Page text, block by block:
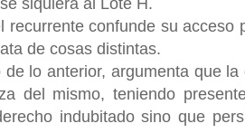
recurrente confunde su acceso
de cosas distintas.
de lo anterior, argumenta que
del mismo, teniendo
indubitado sino que